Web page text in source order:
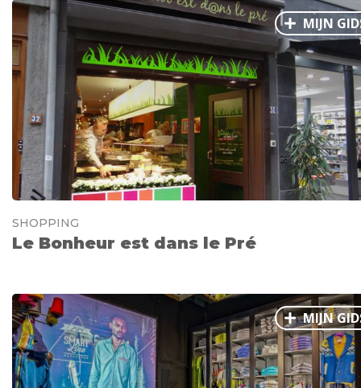
MIJN
SHOPPING
Le Bonheur est dans le Pré
MIJN